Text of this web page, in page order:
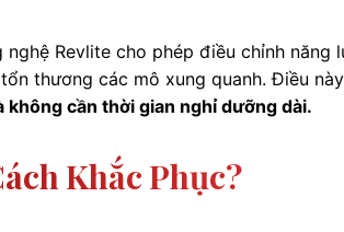
Revlite cho phép điều chỉnh năng
thương các mô xung quanh. Điều
không cần thời gian nghỉ dưỡng dài.
Khắc Phục?